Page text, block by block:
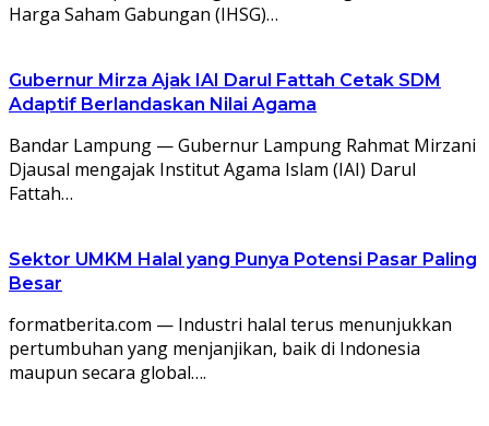
Harga Saham Gabungan (IHSG)…
Gubernur Mirza Ajak IAI Darul Fattah Cetak SDM
Adaptif Berlandaskan Nilai Agama
Bandar Lampung — Gubernur Lampung Rahmat Mirzani
Djausal mengajak Institut Agama Islam (IAI) Darul
Fattah…
Sektor UMKM Halal yang Punya Potensi Pasar Paling
Besar
formatberita.com — Industri halal terus menunjukkan
pertumbuhan yang menjanjikan, baik di Indonesia
maupun secara global….